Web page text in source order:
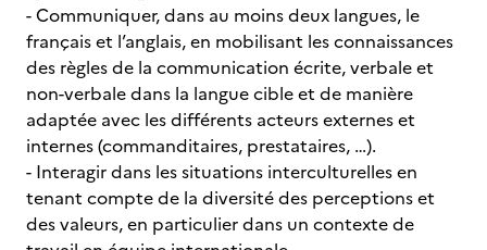
- Communiquer, dans au moins deux langues, le
français et l’anglais, en mobilisant les connaissances
des règles de la communication écrite, verbale et
non-verbale dans la langue cible et de manière
adaptée avec les différents acteurs externes et
internes (commanditaires, prestataires, …).
- Interagir dans les situations interculturelles en
tenant compte de la diversité des perceptions et
des valeurs, en particulier dans un contexte de